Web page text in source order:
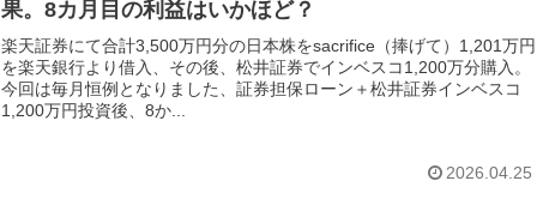
果。8カ月目の利益はいかほど？
楽天証券にて合計3,500万円分の日本株をsacrifice（捧げて）1,201万円
を楽天銀行より借入、その後、松井証券でインベスコ1,200万分購入。
今回は毎月恒例となりました、証券担保ローン＋松井証券インベスコ
1,200万円投資後、8か...
2026.04.25